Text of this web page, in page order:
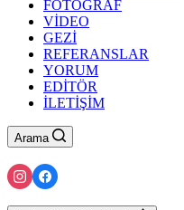
FOTOĞRAF
VİDEO
GEZİ
REFERANSLAR
YORUM
EDİTÖR
İLETİŞİM
Arama